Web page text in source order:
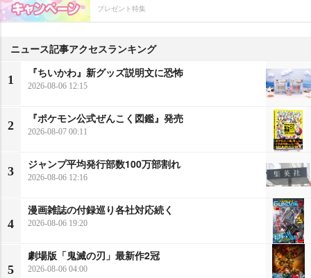
プレゼント特集
ニュース記事アクセスランキング
1
『ちいかわ』新グッズ説明文に恐怖
2026-08-06 12:15
2
『ポケモン公式ぜんこく図鑑』発売
2026-08-07 00:11
3
ジャンプ平均発行部数100万部割れ
2026-08-06 12:16
4
漫画雑誌の付録巡り各社対応続く
2026-08-06 19:20
5
劇場版「鬼滅の刃」最新作2冠
2026-08-06 04:00